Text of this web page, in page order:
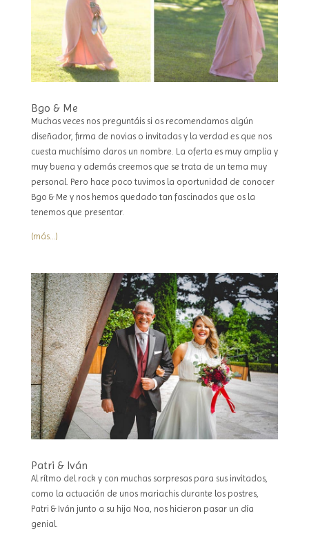
Bgo & Me
Muchas veces nos preguntáis si os recomendamos algún
diseñador, firma de novias o invitadas y la verdad es que nos
cuesta muchísimo daros un nombre. La oferta es muy amplia y
muy buena y además creemos que se trata de un tema muy
personal. Pero hace poco tuvimos la oportunidad de conocer
Bgo & Me y nos hemos quedado tan fascinados que os la
tenemos que presentar.
(más…)
Patri & Iván
Al rítmo del rock y con muchas sorpresas para sus invitados,
como la actuación de unos mariachis durante los postres,
Patri & Iván junto a su hija Noa, nos hicieron pasar un día
genial.